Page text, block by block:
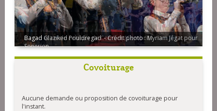
Bagad Glaziked Pouldregad - Crédit photo : Myriam Jégat pour
Sonerion
Covoiturage
Aucune demande ou proposition de covoiturage pour
l'instant.